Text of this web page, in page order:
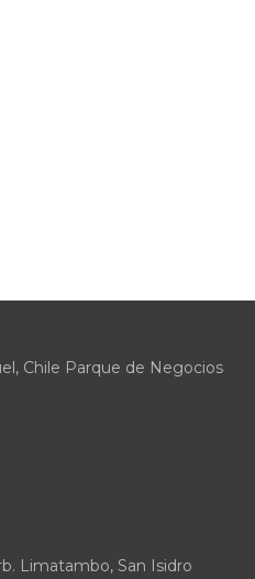
Chile Parque de Negocios
Limatambo, San Isidro